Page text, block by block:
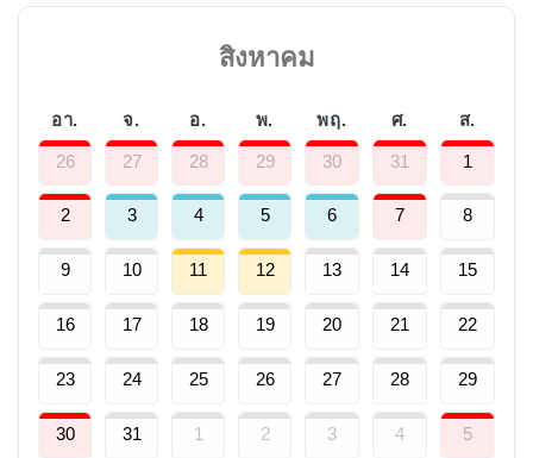
สิงหาคม
อา. จ. อ. พ. พฤ. ศ. ส.
26 27 28 29 30 31 1
2 3 4 5 6 7 8
9 10 11 12 13 14 15
16 17 18 19 20 21 22
23 24 25 26 27 28 29
30 31 1 2 3 4 5